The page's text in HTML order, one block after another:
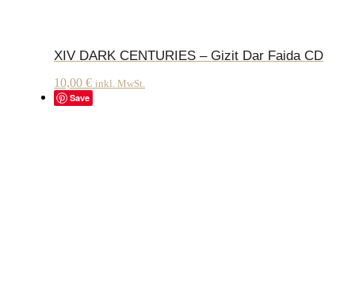
XIV DARK CENTURIES – Gizit Dar Faida CD
10,00 € inkl. MwSt.
Save